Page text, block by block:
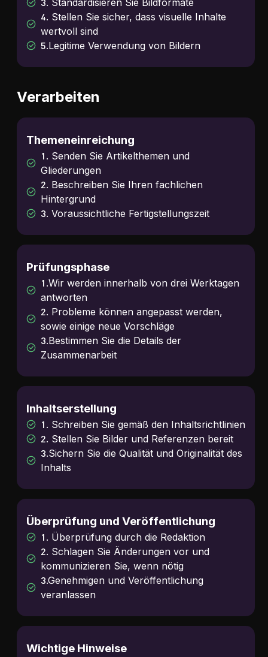
3. Standardisieren Sie Bildformate
4. Stellen Sie sicher, dass visuelle Inhalte
wertvoll sind
5.Legitime Verwendung von Bildern
Verarbeiten
Themeneinreichung
1. Senden Sie Artikelthemen und
Gliederungen
2. Beschreiben Sie Ihren fachlichen
Hintergrund
3. Voraussichtliche Fertigstellungszeit
Prüfungsphase
1.Wir werden innerhalb von drei Werktagen
antworten
2. Probleme können angepasst werden,
sowie einige neue Vorschläge
3.Bestimmen Sie die Details der
Zusammenarbeit
Inhaltserstellung
1. Schreiben Sie gemäß den Inhaltsrichtlinien
2. Stellen Sie Bilder und Referenzen bereit
3.Sichern Sie die Qualität und Originalität des
Inhalts
Überprüfung und Veröffentlichung
1. Überprüfung durch die Redaktion
2. Schlagen Sie Änderungen vor und
kommunizieren Sie, wenn nötig
3.Genehmigen und Veröffentlichung
veranlassen
Wichtige Hinweise